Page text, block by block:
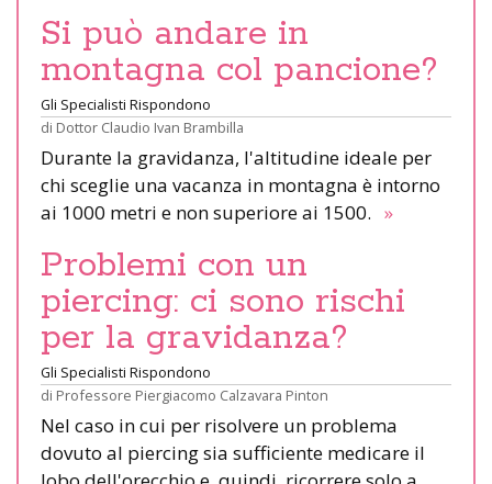
Si può andare in
montagna col pancione?
Gli Specialisti Rispondono
di Dottor Claudio Ivan Brambilla
Durante la gravidanza, l'altitudine ideale per
chi sceglie una vacanza in montagna è intorno
ai 1000 metri e non superiore ai 1500. »
Problemi con un
piercing: ci sono rischi
per la gravidanza?
Gli Specialisti Rispondono
di Professore Piergiacomo Calzavara Pinton
Nel caso in cui per risolvere un problema
dovuto al piercing sia sufficiente medicare il